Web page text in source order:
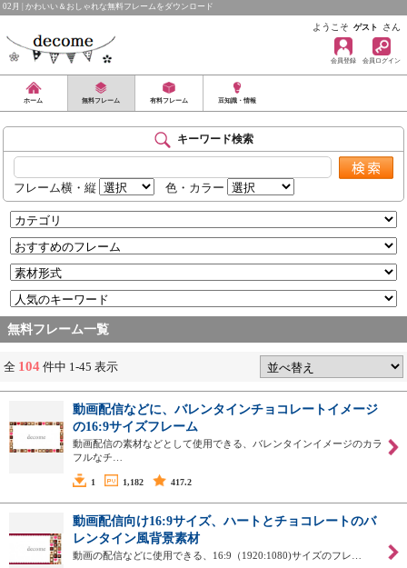
02月 | かわいい＆おしゃれな無料フレームをダウンロード
ようこそ ゲスト さん
会員登録 会員ログイン
ホーム 無料フレーム 有料フレーム 豆知識・情報
キーワード検索
フレーム横・縦 色・カラー
無料フレーム一覧
全 104 件中 1-45 表示
動画配信などに、バレンタインチョコレートイメージ
の16:9サイズフレーム
動画配信の素材などとして使用できる、バレンタインイメージのカラ
フルなチ…
1 1,182 417.2
動画配信向け16:9サイズ、ハートとチョコレートのバ
レンタイン風背景素材
動画の配信などに使用できる、16:9（1920:1080)サイズのフレ…